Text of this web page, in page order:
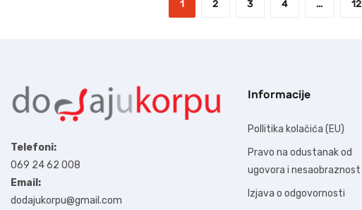
1 2 3 4 … 12
Telefoni:
069 24 62 008
Email:
dodajukorpu@gmail.com
Informacije
Pollitika kolačića (EU)
Pravo na odustanak od
ugovora i nesaobraznost
Izjava o odgovornosti